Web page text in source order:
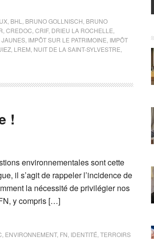
BHL BRUNO GOLLNISCH BRUNO
CREDOC CRIF, DRIEU LA ROCHELLE
JAUNES IMPÔT SUR LE PATRIMOINE IMPÔT
LREM NUIT DE LA SAINT-SYLVESTRE
!
environnementales sont cette
il s’agit de rappeler l’incidence de
la nécessité de privilégier nos
y compris […]
ENVIRONNEMENT, FN IDENTITÉ TERROIRS